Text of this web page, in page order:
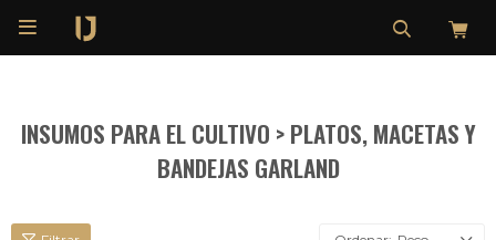

INSUMOS PARA EL CULTIVO > PLATOS, MACETAS Y
BANDEJAS GARLAND